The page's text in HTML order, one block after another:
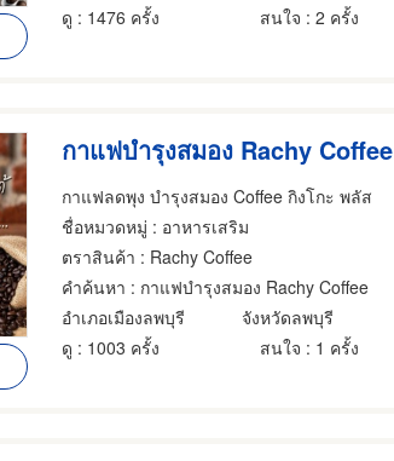
ดู : 1476 ครั้ง สนใจ : 2 ครั้ง
กาแฟบำรุงสมอง Rachy Coffee
กาแฟลดพุง บำรุงสมอง Coffee กิงโกะ พลัส
ชื่อหมวดหมู่ : อาหารเสริม
ตราสินค้า : Rachy Coffee
คำค้นหา : กาแฟบำรุงสมอง Rachy Coffee
อำเภอเมืองลพบุรี
จังหวัดลพบุรี
ดู : 1003 ครั้ง สนใจ : 1 ครั้ง